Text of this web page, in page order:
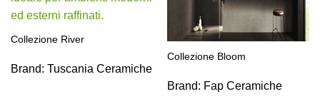
Collezione River
Brand: Tuscania Ceramiche
Collezione Bloom
Brand: Fap Ceramiche